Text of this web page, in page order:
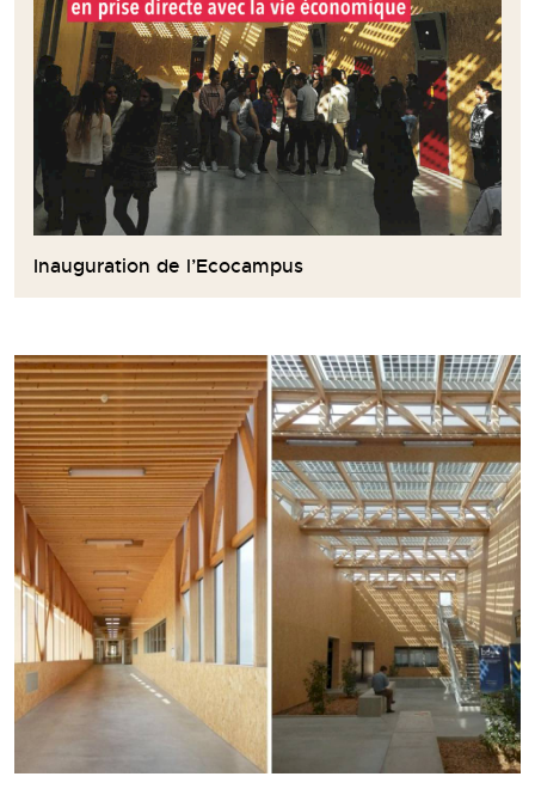
Inauguration de l’Ecocampus